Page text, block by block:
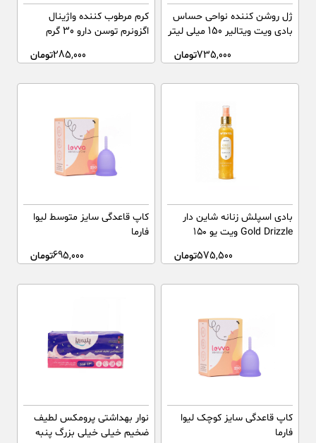
ژل روشن کننده نواحی حساس
بادی ویت ویتالیر 150 میلی لیتر
735,000تومان
کرم مرطوب کننده واژینال
اگزونرم توسن دارو 30 گرم
285,000تومان
بادی اسپلش زنانه شاین دار
Gold Drizzle ویت یو ۱۵۰
575,500تومان
کاپ قاعدگی سایز متوسط لیوا
فارما
695,000تومان
کاپ قاعدگی سایز کوچک لیوا
فارما
نوار بهداشتی پرومکس لطیف
ضخیم خیلی خیلی بزرگ پنبه